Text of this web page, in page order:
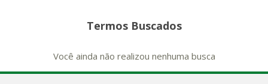
Termos Buscados
Você ainda não realizou nenhuma busca